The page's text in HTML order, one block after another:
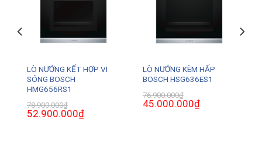
LÒ NƯỚNG KẾT HỢP VI
SÓNG BOSCH
HMG656RS1
78.900.000₫
Giá
gốc
52.900.000₫Giá
hiện
LÒ NƯỚNG KÈM HẤP
BOSCH HSG636ES1
76.900.000₫
Giá
gốc
45.000.000₫Giá
hiện